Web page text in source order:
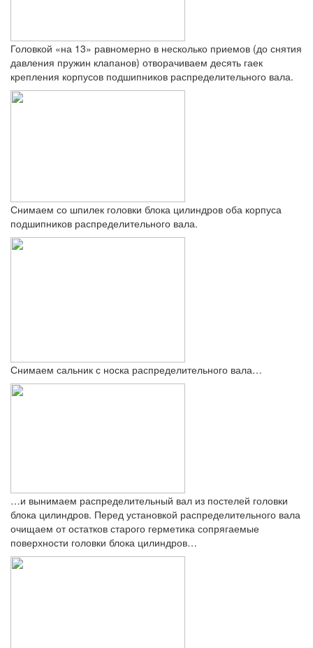
Головкой «на 13» равномерно в несколько приемов (до снятия
давления пружин клапанов) отворачиваем десять гаек
крепления корпусов подшипников распределительного вала.
Снимаем со шпилек головки блока цилиндров оба корпуса
подшипников распределительного вала.
Снимаем сальник с носка распределительного вала…
…и вынимаем распределительный вал из постелей головки
блока цилиндров. Перед установкой распределительного вала
очищаем от остатков старого герметика сопрягаемые
поверхности головки блока цилиндров…